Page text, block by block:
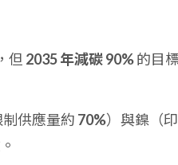
但 2035 年減碳 90%的目
供應量約 70%）與鎳（